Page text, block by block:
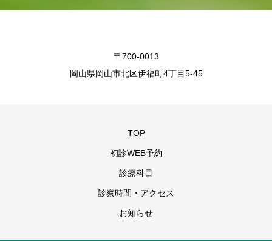
〒700-0013
岡山県岡山市北区伊福町4丁目5-45
TOP
初診WEB予約
診療科目
診察時間・アクセス
お知らせ